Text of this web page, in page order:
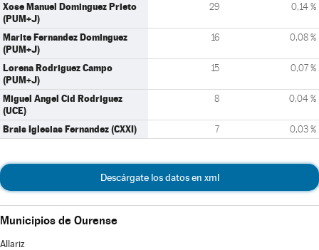
Xose Manuel Dominguez Prieto
(PUM+J)
29 0,14 %
Marite Fernandez Dominguez
(PUM+J)
16 0,08 %
Lorena Rodriguez Campo
(PUM+J)
15 0,07 %
Miguel Angel Cid Rodriguez
(UCE)
8 0,04 %
Brais Iglesias Fernandez (CXXI) 7 0,03 %
Descárgate los datos en xml
Municipios de Ourense
Allariz